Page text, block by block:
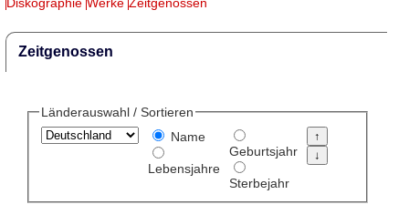
Zeitgenossen
Länderauswahl / Sortieren
Name
Lebensjahre
Geburtsjahr
Sterbejahr